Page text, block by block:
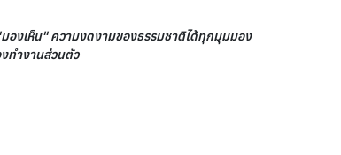
องเห็น" ความงดงามของธรรมชาติได้ทุกมุมมอง
ทำงานส่วนตัว